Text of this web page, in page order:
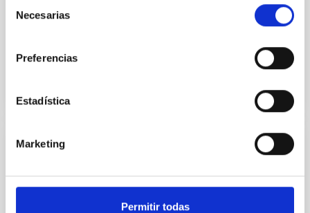
Necesarias
Preferencias
Estadística
Marketing
Permitir todas
Fecha de publicación:
BIBCODE
CON ÁRBITRO
Joining forces: 30 years of optical
monitoring of the Einstein Cross